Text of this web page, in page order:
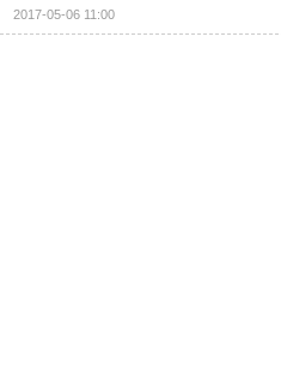
2017-05-06 11:00